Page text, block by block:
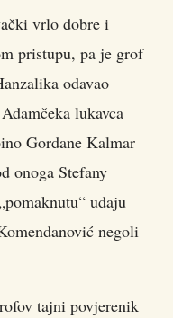
vrlo dobre i
pristupu, pa je grof
odavao
lukavca
Gordane Kalmar
onoga Stefany
udaju
negoli
tajni povjerenik